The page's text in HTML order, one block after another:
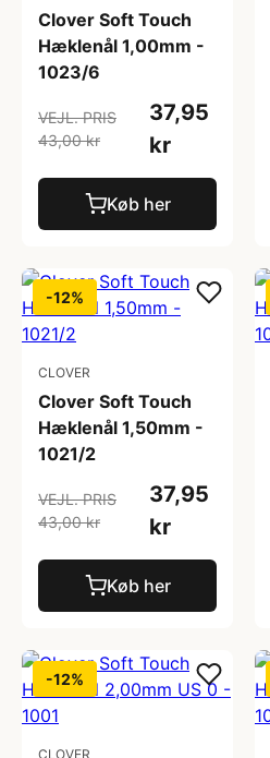
Clover Soft Touch
Hæklenål 1,00mm -
1023/6
VEJL. PRIS
43,00 kr
37,95
kr
Køb her
-12%
CLOVER
Clover Soft Touch
Hæklenål 1,50mm -
1021/2
VEJL. PRIS
43,00 kr
37,95
kr
Køb her
-12%
CLOVER